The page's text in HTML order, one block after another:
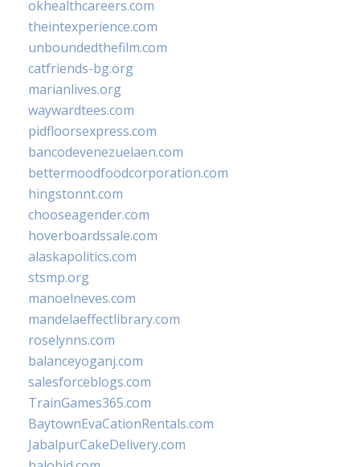
okhealthcareers.com
theintexperience.com
unboundedthefilm.com
catfriends-bg.org
marianlives.org
waywardtees.com
pidfloorsexpress.com
bancodevenezuelaen.com
bettermoodfoodcorporation.com
hingstonnt.com
chooseagender.com
hoverboardssale.com
alaskapolitics.com
stsmp.org
manoelneves.com
mandelaeffectlibrary.com
roselynns.com
balanceyoganj.com
salesforceblogs.com
TrainGames365.com
BaytownEvaCationRentals.com
JabalpurCakeDelivery.com